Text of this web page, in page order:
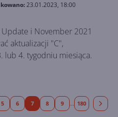
23.01.2023, 18:00
i November 2021
aktualizacji "C",
lub 4. tygodniu miesiąca.
5 6 7 8 9 ... 180